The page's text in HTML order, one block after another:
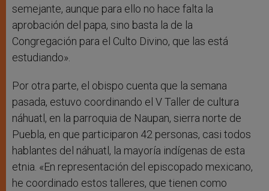
semejante, aunque para ello no hace falta la
aprobación del papa, sino basta la de la
Congregación para el Culto Divino, que las está
estudiando».
Por otra parte, el obispo cuenta que la semana
pasada, estuvo coordinando el V Taller de cultura
náhuatl, en la parroquia de Naupan, sierra norte de
Puebla, en que participaron 42 personas, casi todos
hablantes del náhuatl, la mayoría indígenas de esta
etnia. «En representación del episcopado mexicano,
he coordinado estos talleres, que tienen como